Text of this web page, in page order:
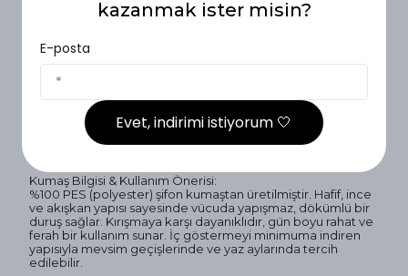
37cm
42
Kumaş Bilgisi & Kullanım Önerisi:
%100 PES (polyester) şifon kumaştan üretilmiştir. Hafif, ince
ve akışkan yapısı sayesinde vücuda yapışmaz, dökümlü bir
duruş sağlar. Kırışmaya karşı dayanıklıdır, gün boyu rahat ve
ferah bir kullanım sunar. İç göstermeyi minimuma indiren
yapısıyla mevsim geçişlerinde ve yaz aylarında tercih
edilebilir.
kazanmak ister misin?
E-posta
Evet, indirimi istiyorum 🤍